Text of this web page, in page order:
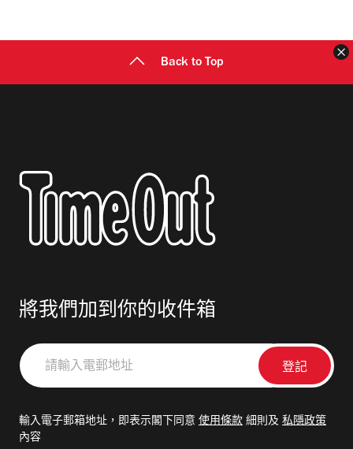
Back to Top
將我們加到你的收件箱
請
輸
郵
輸入電子郵箱地址，即表示閣下同意 使用條款 細則及 私隱政策
內容